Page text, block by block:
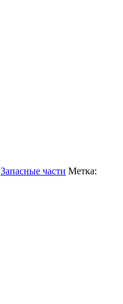
Запасные части Метка: